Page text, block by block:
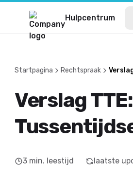
Hulpcentrum
Startpagina Rechtspraak
Verslag
3 min. leestijd laatste